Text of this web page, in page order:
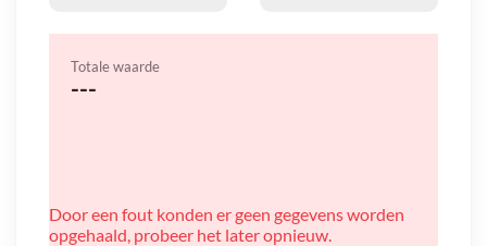
Totale waarde
---
Door een fout konden er geen gegevens worden
opgehaald, probeer het later opnieuw.